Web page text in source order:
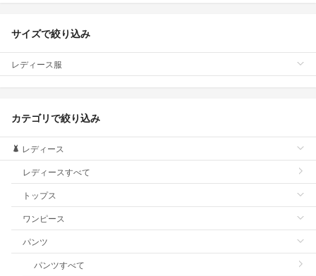
サイズで絞り込み
レディース服
カテゴリで絞り込み
レディース
レディースすべて
トップス
ワンピース
パンツ
パンツすべて